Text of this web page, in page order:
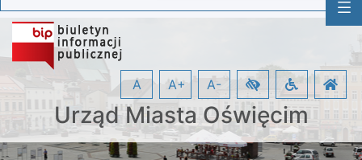
Urząd Miasta Oświęcim
A A+ A-